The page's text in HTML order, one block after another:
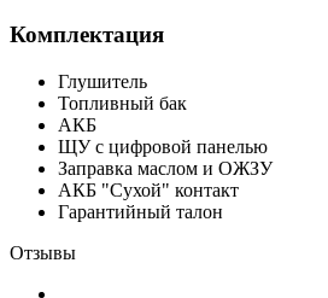
Комплектация
Глушитель
Топливный бак
АКБ
ЩУ с цифровой панелью
Заправка маслом и ОЖЗУ
АКБ "Сухой" контакт
Гарантийный талон
Отзывы